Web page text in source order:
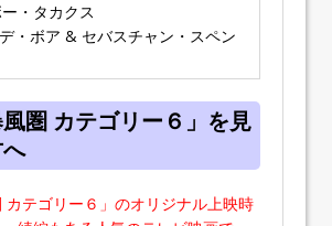
・タカクス
・ボア & セバスチャン・スペン
風圏 カテゴリー６」を見
カテゴリー６」のオリジナル上映時